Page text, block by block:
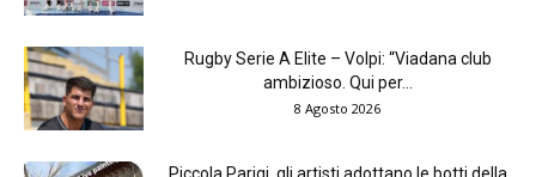
Rugby Serie A Elite – Volpi: “Viadana club
ambizioso. Qui per...
8 Agosto 2026
Piccola Parigi, gli artisti adottano le botti della